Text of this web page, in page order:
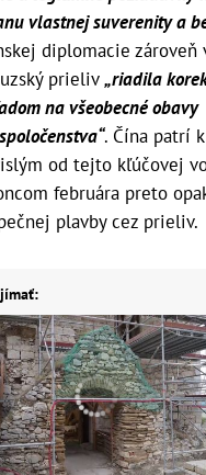
vlastnej suverenity a
diplomacie zároveň
prieliv„riadila
na všeobecné obavy
. Čína patrí
od tejto kľúčovej
februára preto
plavby cez prieliv.